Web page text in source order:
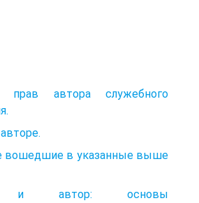
прав автора служебного
вошедшие в указанные выше
и автор: основы